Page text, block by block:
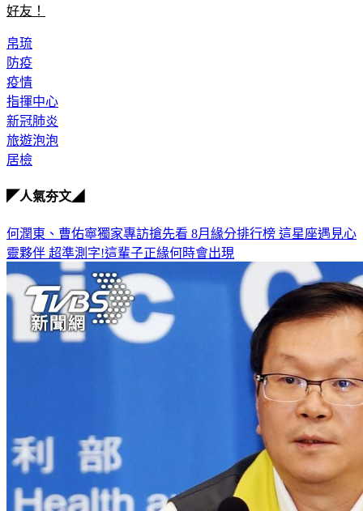
好友！
帛琉
防疫
疫情
指揮中心
新冠肺炎
旅遊泡泡
居檢
◤人氣夯文◢
何潤東、曹佑寧獨家專訪搶先看 8月緣分排行榜 這星座遇見心
靈夥伴 超準測字!這輩子正緣何時會出現